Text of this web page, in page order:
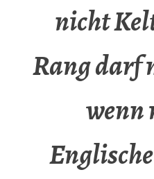
nicht
Rang darf
wenn